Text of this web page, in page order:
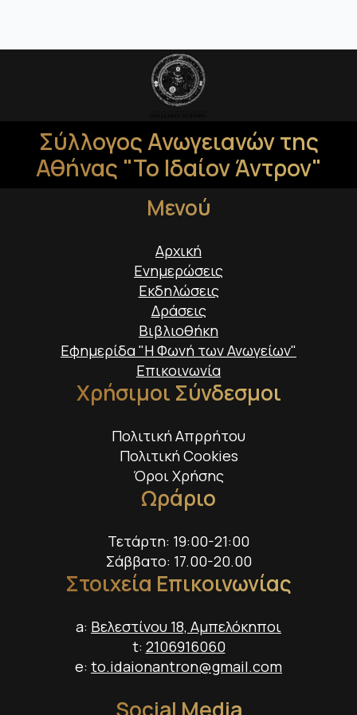
Σύλλογος Ανωγειανών της
Αθήνας "Το Ιδαίον Άντρον"
Μενού
Αρχική
Ενημερώσεις
Εκδηλώσεις
Δράσεις
Βιβλιοθήκη
Εφημερίδα "Η Φωνή των Ανωγείων"
Επικοινωνία
Χρήσιμοι Σύνδεσμοι
Πολιτική Απρρήτου
Πολιτική Cookies
Όροι Χρήσης
Ωράριο
Τετάρτη: 19:00-21:00
Σάββατο: 17.00-20.00
Στοιχεία Επικοινωνίας
a: Βελεστίνου 18, Αμπελόκηποι
t: 2106916060
e: to.idaionantron@gmail.com
Social Media